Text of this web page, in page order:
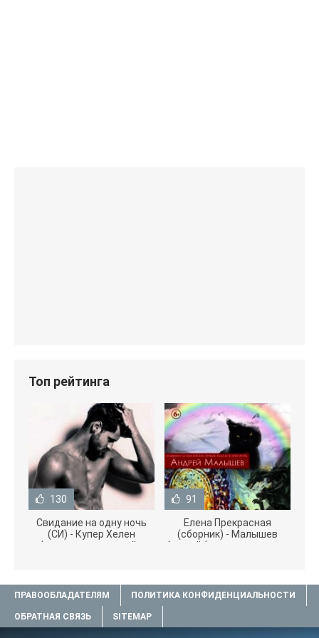
Топ рейтинга
130
Свидание на одну ночь
(СИ) - Купер Хелен
(читать книги онлайн
91
Елена Прекрасная
(сборник) - Малышев
Андрей (книги полностью
ПРАВООБЛАДАТЕЛЯМ ПОЛИТИКА КОНФИДЕНЦИАЛЬНОСТИ
ОБРАТНАЯ СВЯЗЬ SITEMAP